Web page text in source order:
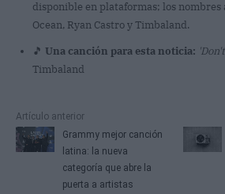
disponible en plataformas; los nombres
Ocean, Ryan Castro y Timbaland.
🎵 Una canción para esta noticia:
Timbaland
Artículo anterior
Grammy mejor canción
latina: la nueva
categoría que abre la
puerta a artistas